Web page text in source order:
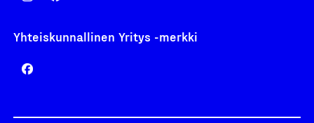
Yhteiskunnallinen Yritys -merkki